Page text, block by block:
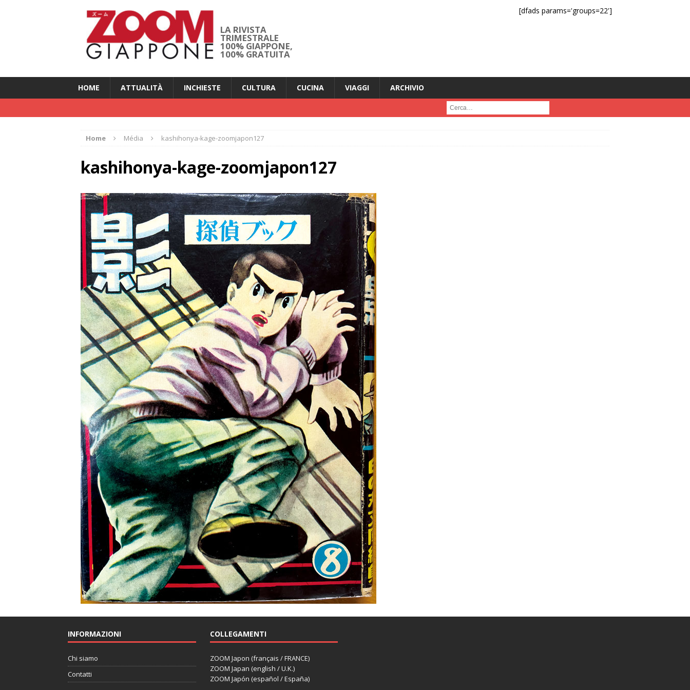
LA RIVISTA
TRIMESTRALE
100% GIAPPONE,
100% GRATUITA
[dfads params='groups=22']
HOME ATTUALITÀ INCHIESTE CULTURA CUCINA VIAGGI
ARCHIVIO
Cerca :
Home Média kashihonya-kage-zoomjapon127
kashihonya-kage-zoomjapon127
INFORMAZIONI
Chi siamo
Contatti
COLLEGAMENTI
ZOOM Japon (français / FRANCE)
ZOOM Japan (english / U.K.)
ZOOM Japón (español / España)